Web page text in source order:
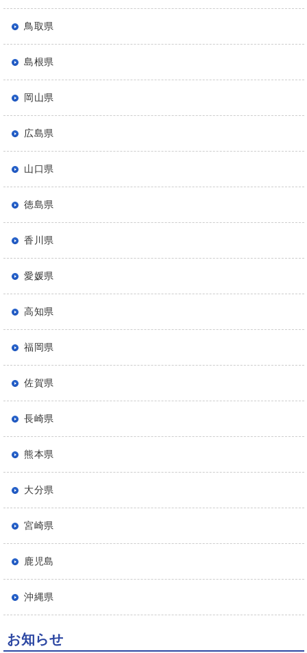
鳥取県
島根県
岡山県
広島県
山口県
徳島県
香川県
愛媛県
高知県
福岡県
佐賀県
長崎県
熊本県
大分県
宮崎県
鹿児島
沖縄県
お知らせ